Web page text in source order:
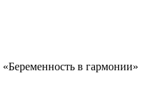
в гармонии»